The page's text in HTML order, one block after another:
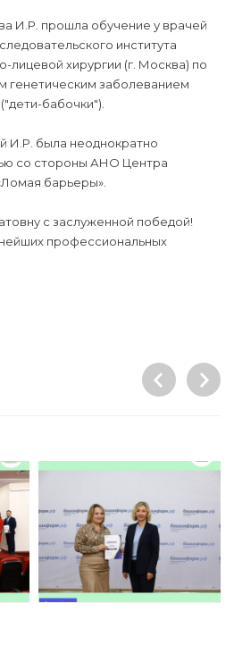
И.Р. прошла обучение у врачей
института
лицевой хирургии (г. Москва) по
генетическим заболеванием
бабочки").
И.Р. была неоднократно
со стороны АНО Центра
барьеры».
с заслуженной победой!
профессиональных